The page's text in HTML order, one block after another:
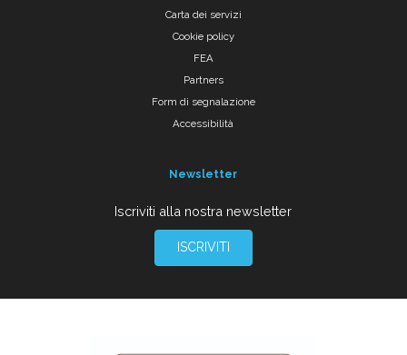
Carta dei servizi
Cookie policy
FEA
Partners
Form di segnalazione
Accessibilità
Newsletter
Iscriviti alla nostra newsletter
ISCRIVITI